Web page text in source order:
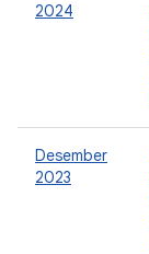
2024
Desember
2023